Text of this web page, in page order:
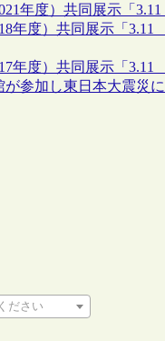
年度）共同展示「
年度）共同展示「
年度）共同展示「
が参加し東日本大震
ださい